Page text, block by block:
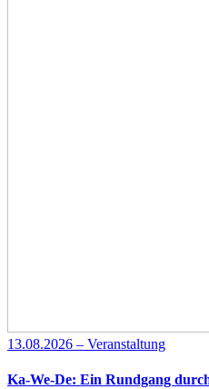
13.08.2026 – Veranstaltung
Ka-We-De: Ein Rundgang